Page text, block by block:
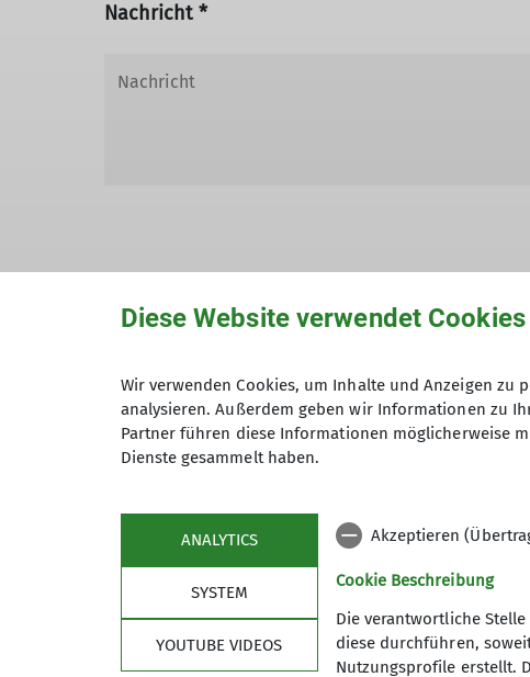
Nachricht *
Hiermit bestätige ich die Kenntnisnahme
Hiermit erkläre ich mich einverstanden,
Zweck der Kontaktaufnahme verarbeitet
*
Diese Website verwendet Cookies
Wir verwenden Cookies, um Inhalte und Anzeigen
analysieren. Außerdem geben wir Informationen zu
Partner führen diese Informationen möglicherweise
Dienste gesammelt haben.
ANALYTICS
SYSTEM
YOUTUBE VIDEOS
Akzeptieren
Cookie Beschreibung
Die verantwortliche
diese durchführen,
Nutzungsprofile erstellt.